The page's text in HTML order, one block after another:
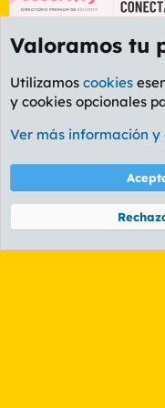
Foro General
Cookies
PL
Términos
Community platform by
Valoramos tu
Utilizamos cookies
y cookies opcionales
Ver más información